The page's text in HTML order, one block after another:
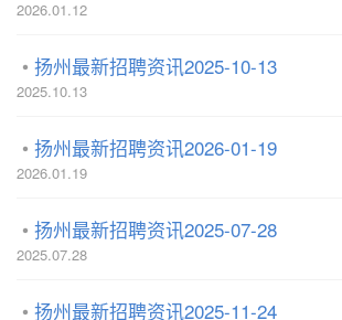
2026.01.12
扬州最新招聘资讯2025-10-13
2025.10.13
扬州最新招聘资讯2026-01-19
2026.01.19
扬州最新招聘资讯2025-07-28
2025.07.28
扬州最新招聘资讯2025-11-24